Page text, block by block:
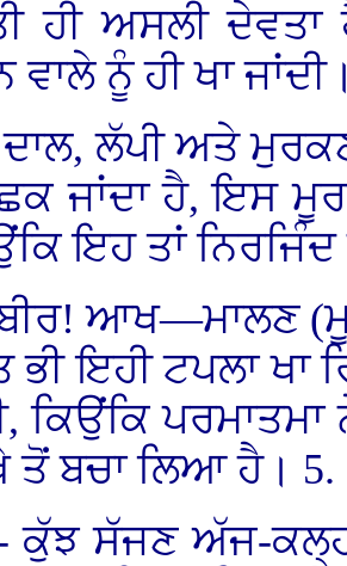
ਹੀ ਅਸਲੀ ਦੇਵਤਾ
ਨੂੰ ਹੀ ਖਾ
ਲੱਪੀ ਅਤੇ
ਜਾਂਦਾ ਹੈ, ਇਸ
ਇਹ ਤਾਂ ਨਿਰਜਿੰਦ
ਆਖ—ਮਾਲਣ
ਭੀ ਇਹੀ ਟਪਲਾ ਖਾ
ਕਿਉਂਕਿ
ਤੋਂ ਬਚਾ ਲਿਆ ਹੈ। 5.
ਕੁੱਝ ਸੱਜਣ ਅੱਜ-ਕਲ੍ਹ